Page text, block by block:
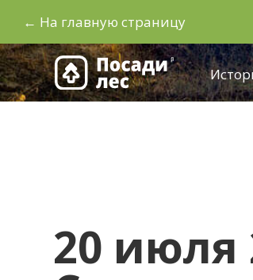
← На главную страницу
20 июля